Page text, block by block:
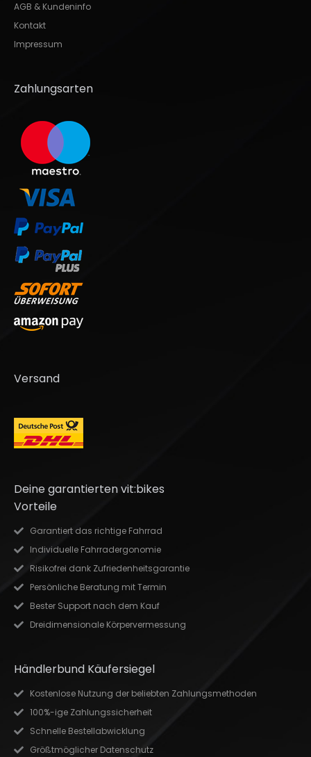
AGB & Kundeninfo
Kontakt
Impressum
Zahlungsarten
Versand
Deine garantierten vit:bikes
Vorteile
Garantiert das richtige Fahrrad
Individuelle Fahrradergonomie
Risikofrei dank Zufriedenheitsgarantie
Persönliche Beratung mit Termin
Bester Support nach dem Kauf
Dreidimensionale Körpervermessung
Händlerbund Käufersiegel
Kostenlose Nutzung der beliebten Zahlungsmethoden
100%-ige Zahlungssicherheit
Schnelle Bestellabwicklung
Größtmöglicher Datenschutz